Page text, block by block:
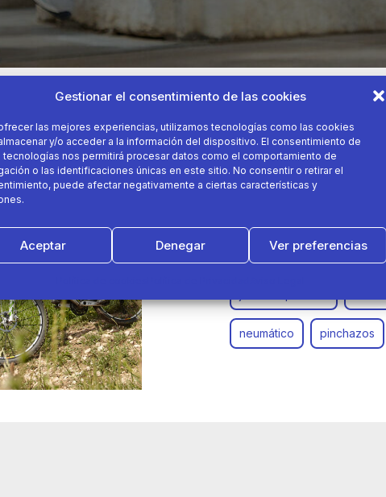
Gestionar el consentimiento de las cookies
las mejores experiencias, utilizamos tecnologías como las cookies
y/o acceder a la información del dispositivo. El consentimiento de
tecnologías nos permitirá procesar datos como el comportamiento de
o las identificaciones únicas en este sitio. No consentir o retirar el
puede afectar negativamente a ciertas características y
Aceptar Denegar Ver preferencias
01 de julio 2016
Mantenimiento B’TWIN para
antipinchazos
neumático pinchazos